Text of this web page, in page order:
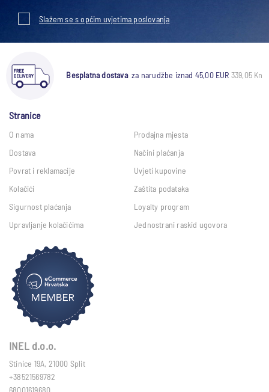
Slažem se s općim uvjetima poslovanja
Besplatna dostavaza narudžbe iznad 45,00 EUR 339,05 Kn
Stranice
O nama
Prodajna mjesta
Dostava
Načini plaćanja
Povrat i reklamacije
Uvjeti kupovine
Kolačići
Zaštita podataka
Sigurnost plaćanja
Loyalty program
Upravljanje kolačićima
Jednostrani raskid ugovora
INEL d.o.o.
Stinice 19A, 21000 Split
+38521569782
68001619680